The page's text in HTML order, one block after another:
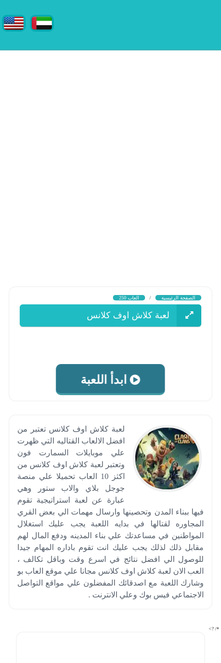
الصفحة الرئيسية / العاب 250
لعبة كلاش اوف كلانس
ابدأ اللعبة
لعبة كلاش اوف كلانس تعتبر من
افضل الالعاب القتاليه التي ظهرت
علي موبايلات السمارت فون
وتعتبر لعبة كلاش اوف كلانس من
اكثز 10 العاب تحميلا علي منصة
جوجل بلاي والاب ستور وهي
عبارة عن لعبة استراتيجية تقوم
فيها ببناء المدن وتحصينها وارسال مهمات الي بعض القري
المجاوره لقتالها في بدايه اللعبة يجب عليك استغلال
المواطنين في مساعدتك علي بناء المدينه ودفع المال لهم
مقابل ذلك لذلك يجب عليك انت تقوم باداره المهام جيدا
للوصول الي افضل نتائج في اسرع وقت وباقل تكالف ،
العب الان لعبة كلاش اوف كلانس مجانا علي موقع العاب بو
وشارك اللعبة مع اصدقائك المفضلون علي مواقع التواصل
الاجتماعي فيس بوك وعلي الانترنت .
*/ ?>